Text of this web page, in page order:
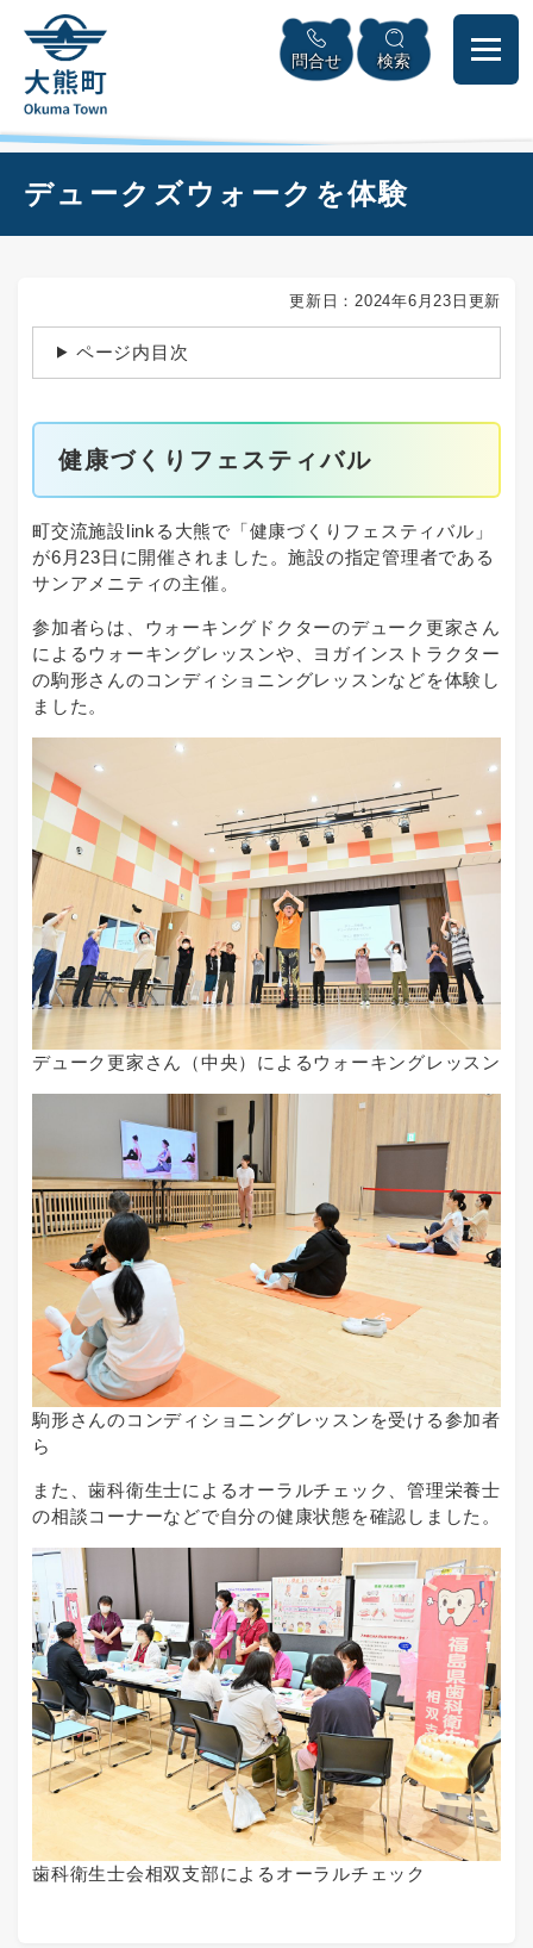
頭
メニューを飛ばして本文へ
問合せ 検索
デュークズウォークを体験
更新日：2024年6月23日更新
ページ内目次
健康づくりフェスティバル
町交流施設linkる大熊で「健康づくりフェスティバル」
が6月23日に開催されました。施設の指定管理者である
サンアメニティの主催。
参加者らは、ウォーキングドクターのデューク更家さん
によるウォーキングレッスンや、ヨガインストラクター
の駒形さんのコンディショニングレッスンなどを体験し
ました。
デューク更家さん（中央）によるウォーキングレッスン
駒形さんのコンディショニングレッスンを受ける参加者
ら
また、歯科衛生士によるオーラルチェック、管理栄養士
の相談コーナーなどで自分の健康状態を確認しました。
歯科衛生士会相双支部によるオーラルチェック